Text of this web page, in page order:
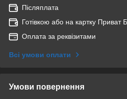
Післяплата
Готівкою або на картку Приват
Оплата за реквізитами
Всі умови оплати
Умови повернення